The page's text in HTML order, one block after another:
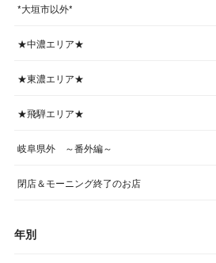
*大垣市以外*
★中濃エリア★
★東濃エリア★
★飛騨エリア★
岐阜県外 ～番外編～
閉店＆モーニング終了のお店
年別